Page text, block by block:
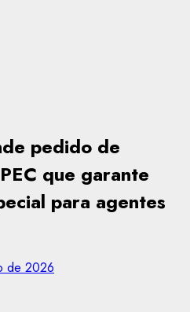
pedido de
que garante
para agentes
de 2026